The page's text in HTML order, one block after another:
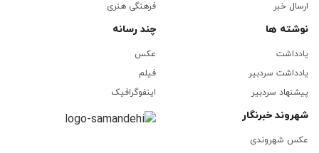
ارسال خبر
فرهنگی هنری
نوشته ها
یادداشت
یادداشت سردبیر
پیشنهاد سردبیر
چند رسانه
عکس
فیلم
اینفوگرافیک
شهروند خبرنگار
عکس شهروندی